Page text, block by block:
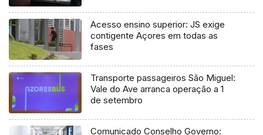
Acesso ensino superior: JS exige
contigente Açores em todas as
fases
Transporte passageiros São Miguel:
Vale do Ave arranca operação a 1
de setembro
Comunicado Conselho Governo: